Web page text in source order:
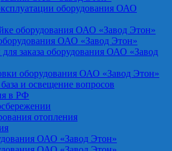
оборудования ОАО
оборудования ОАО «Завод Этон»
ОАО «Завод Этон»
заказа оборудования ОАО «Завод
оборудования ОАО «Завод Этон»
база и освещение вопросов
в РФ
отопления
ОАО «Завод Этон»